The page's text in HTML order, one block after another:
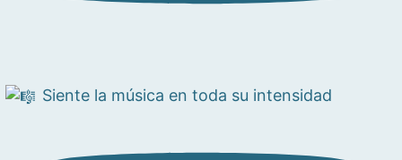
Siente la música en toda su intensidad